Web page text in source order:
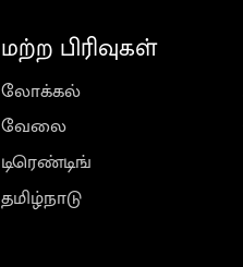
மற்ற பிரிவுகள்
லோக்கல்
வேலை
டிரெண்டிங்
தமிழ்நாடு